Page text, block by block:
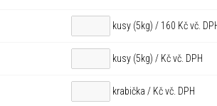
kusy (5kg) / 160 Kč vč.
kusy (5kg) / Kč vč. DPH
krabička / Kč vč. DPH